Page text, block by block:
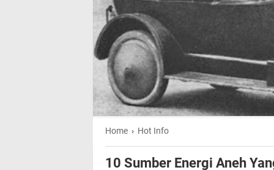
Home › Hot Info
10 Sumber Energi Aneh